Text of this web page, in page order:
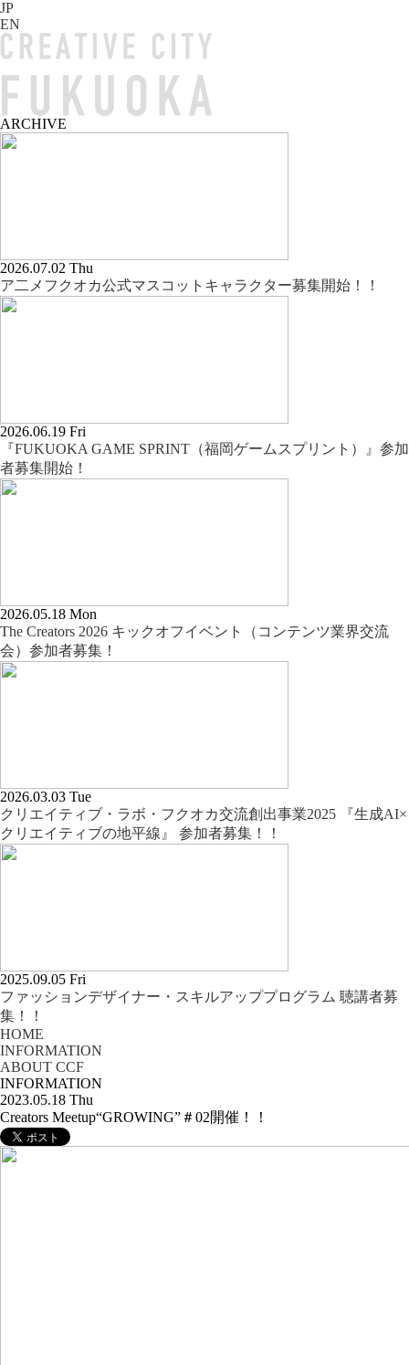
JP
EN
ARCHIVE
2026.07.02 Thu
ア二メフクオカ公式マスコットキャラクター募集開始！！
2026.06.19 Fri
『FUKUOKA GAME SPRINT（福岡ゲームスプリント）』参加
者募集開始！
2026.05.18 Mon
The Creators 2026 キックオフイベント（コンテンツ業界交流
会）参加者募集！
2026.03.03 Tue
クリエイティブ・ラボ・フクオカ交流創出事業2025 『生成AI×
クリエイティブの地平線』 参加者募集！！
2025.09.05 Fri
ファッションデザイナー・スキルアッププログラム 聴講者募
集！！
HOME
INFORMATION
ABOUT CCF
INFORMATION
2023.05.18 Thu
Creators Meetup“GROWING”＃02開催！！